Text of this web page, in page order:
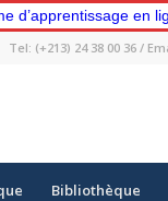
en ligne
Tel: (+213) 24 38 00 36 /
Bibliothèque